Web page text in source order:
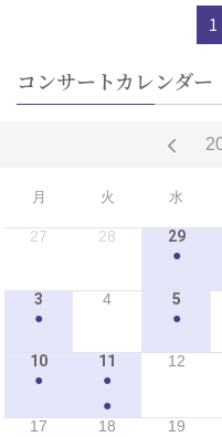
1
コンサートカレンダー
月 火 水
27 28 29
●
3 4 5
● ●
10 11 12
●
●
●
17 18 19